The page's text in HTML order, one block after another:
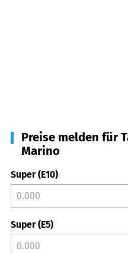
Preise melden für
Marino
Super (E10)
Super (E5)